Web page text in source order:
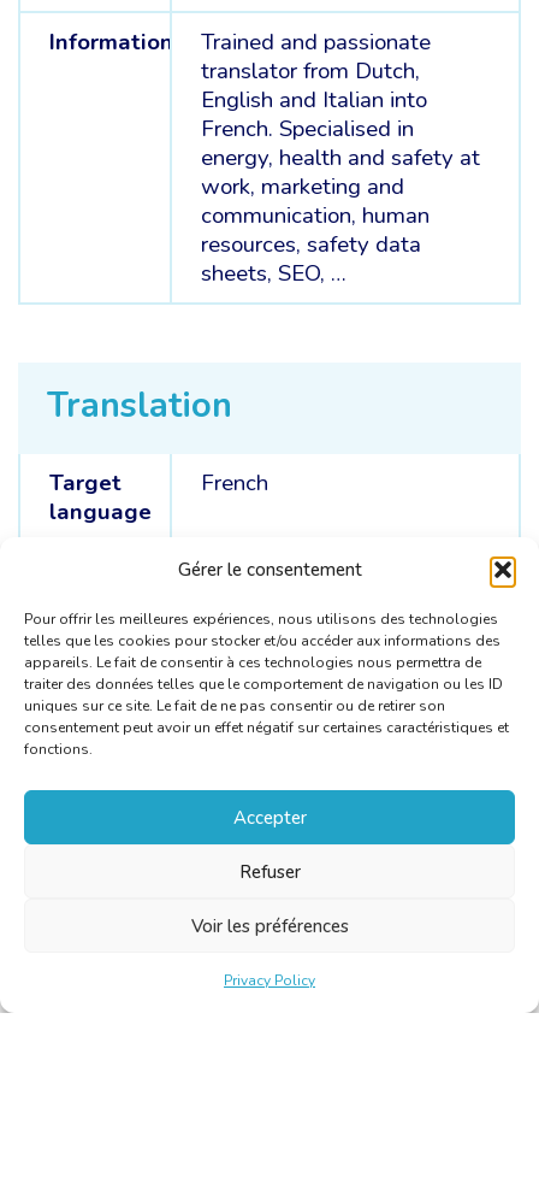
Gérer le consentement
Pour offrir les meilleures expériences, nous utilisons des technologies
telles que les cookies pour stocker et/ou accéder aux informations des
appareils. Le fait de consentir à ces technologies nous permettra de
traiter des données telles que le comportement de navigation ou les ID
uniques sur ce site. Le fait de ne pas consentir ou de retirer son
consentement peut avoir un effet négatif sur certaines caractéristiques et
fonctions.
Accepter
Refuser
Voir les préférences
Privacy Policy
Information
Trained and passionate
translator from Dutch,
English and Italian into
French. Specialised in
energy, health and safety at
work, marketing and
communication, human
resources, safety data
sheets, SEO, …
Translation
Target
language
French
Dutch /English /